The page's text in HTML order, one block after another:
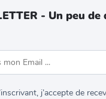
- Un peu
j’accepte de